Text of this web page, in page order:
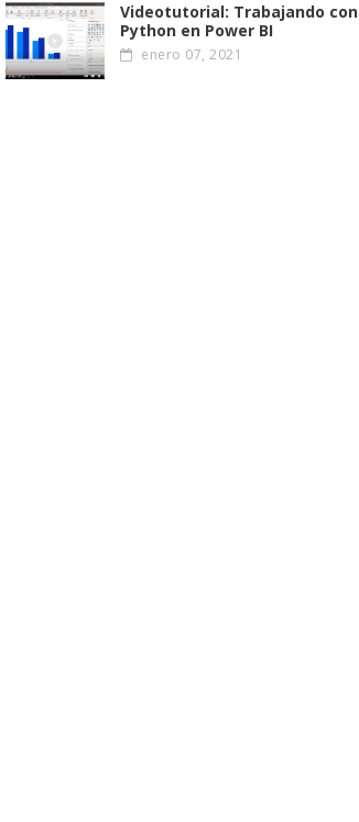
Videotutorial: Trabajando con
Python en Power BI
enero 07, 2021